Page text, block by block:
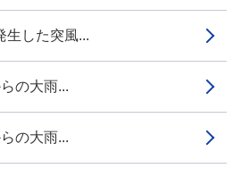
生した突風...
の大雨...
の大雨...